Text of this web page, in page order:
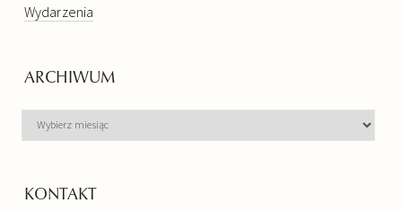
Wydarzenia
ARCHIWUM
KONTAKT